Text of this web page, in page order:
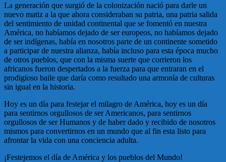
La generación que surgió de la colonización nació para darle un
nuevo matiz a la que ahora consideraban su patria, una patria salida
del sentimiento de unidad continental que se fomentó en nuestra
América, no habíamos dejado de ser europeos, no habíamos dejado
de ser indígenas, había en nosotros parte de un continente sometido
a participar de nuestra alianza, había incluso para esta época mucho
de otros pueblos, que con la misma suerte que corrieron los
africanos fueron despertados a la fuerza para que entraran en el
prodigioso baile que daría como resultado una armonía de culturas
sin igual en la historia.
Hoy es un día para festejar el milagro de América, hoy es un día
para sentirnos orgullosos de ser Americanos, para sentirnos
orgullosos de ser Humanos y de haber dado y recibido de nosotros
mismos para convertirnos en un mundo que al fin esta listo para
afrontar la vida con una conciencia adulta.
¡Festejemos el día de América y los pueblos del Mundo!